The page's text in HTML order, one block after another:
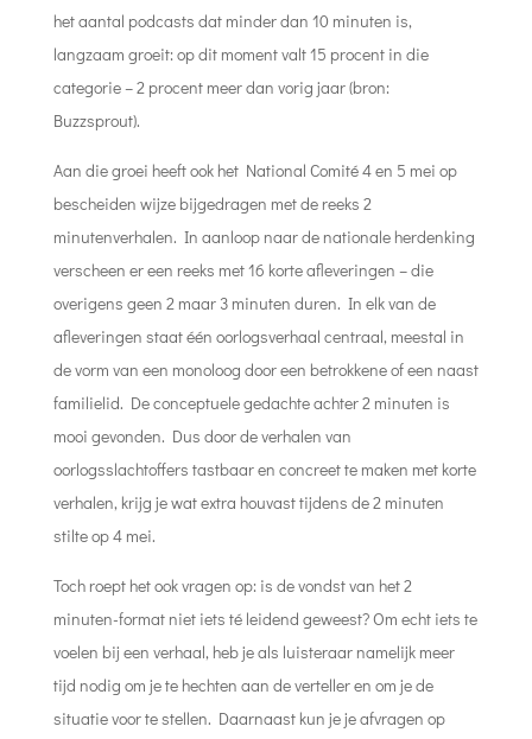
het aantal podcasts dat minder dan 10 minuten is,
langzaam groeit: op dit moment valt 15 procent in die
categorie – 2 procent meer dan vorig jaar (bron:
Buzzsprout).
Aan die groei heeft ook het National Comité 4 en 5 mei op
bescheiden wijze bijgedragen met de reeks 2
minutenverhalen. In aanloop naar de nationale herdenking
verscheen er een reeks met 16 korte afleveringen – die
overigens geen 2 maar 3 minuten duren. In elk van de
afleveringen staat één oorlogsverhaal centraal, meestal in
de vorm van een monoloog door een betrokkene of een naast
familielid. De conceptuele gedachte achter 2 minuten is
mooi gevonden. Dus door de verhalen van
oorlogsslachtoffers tastbaar en concreet te maken met korte
verhalen, krijg je wat extra houvast tijdens de 2 minuten
stilte op 4 mei.
Toch roept het ook vragen op: is de vondst van het 2
minuten-format niet iets té leidend geweest? Om echt iets te
voelen bij een verhaal, heb je als luisteraar namelijk meer
tijd nodig om je te hechten aan de verteller en om je de
situatie voor te stellen. Daarnaast kun je je afvragen op